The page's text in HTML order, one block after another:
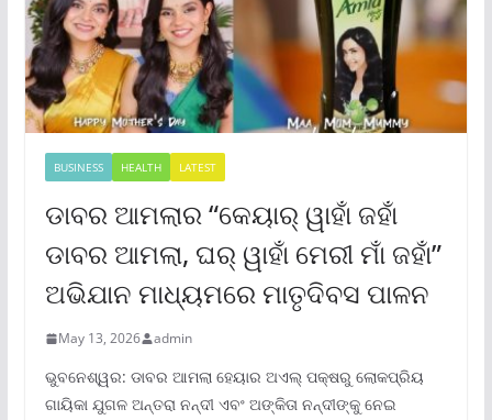
BUSINESS HEALTH LATEST
ଡାବର ଆମଲାର “କେୟାର୍ ୱାହାଁ ଜହାଁ
ଡାବର ଆମଲା, ଘର୍ ୱାହାଁ ମେରୀ ମାଁ ଜହାଁ”
ଅଭିଯାନ ମାଧ୍ୟମରେ ମାତୃଦିବସ ପାଳନ
May 13, 2026 admin
ଭୁବନେଶ୍ୱର: ଡାବର ଆମଲା ହେୟାର ଅଏଲ୍ ପକ୍ଷରୁ ଲୋକପ୍ରିୟ
ଗାୟିକା ଯୁଗଳ ଅନ୍ତରା ନନ୍ଦୀ ଏବଂ ଅଙ୍କିତା ନନ୍ଦୀଙ୍କୁ ନେଇ